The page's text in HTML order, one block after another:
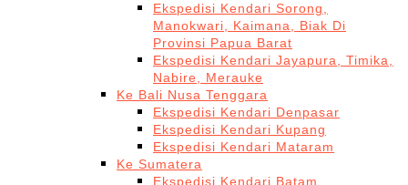
Ekspedisi Kendari Sorong,
Manokwari, Kaimana, Biak Di
Provinsi Papua Barat
Ekspedisi Kendari Jayapura, Timika,
Nabire, Merauke
Ke Bali Nusa Tenggara
Ekspedisi Kendari Denpasar
Ekspedisi Kendari Kupang
Ekspedisi Kendari Mataram
Ke Sumatera
Ekspedisi Kendari Batam